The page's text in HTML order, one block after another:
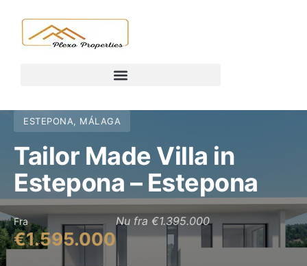
ESTEPONA, MÁLAGA
Tailor Made Villa in
Estepona – Estepona
Fra
€1.595.000
Nu fra €1.395.000